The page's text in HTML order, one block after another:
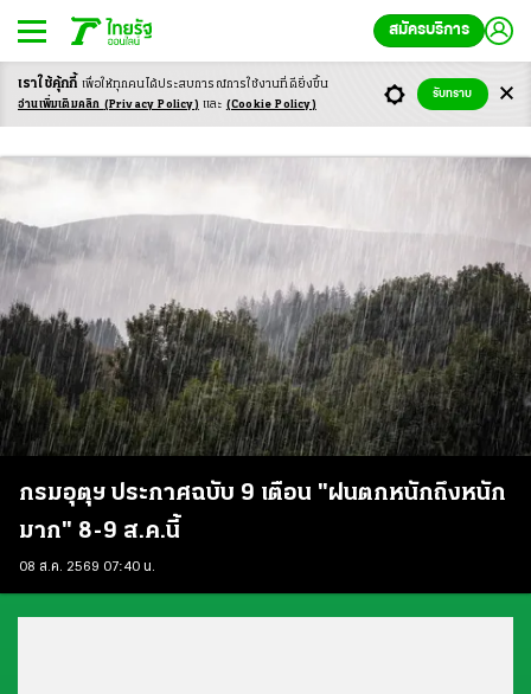
สมัครบริการ
ฝนตก
กรมอุตุฯ ประกาศฉบับ 9 เตือน "ฝนตกหนักถึงหนัก
มาก" 8-9 ส.ค.นี้
08 ส.ค. 2569 07:40 น.
เราใช้คุ้กกี้ เพื่อให้ทุกคนได้ประสบการณ์การใช้งานที่ดียิ่งขึ้น
อ่านเพิ่มเติมคลิก (Privacy Policy) และ (Cookie Policy)
รับทราบ